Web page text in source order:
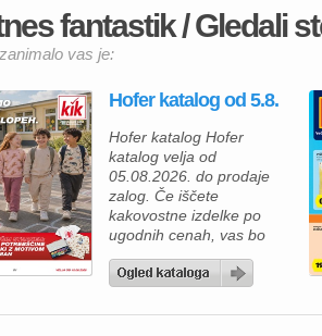
fantastik / Gledali
vas je:
Hofer katalog od 5.8.
Hofer katalog Hofer
katalog velja od
05.08.2026. do prodaje
zalog. Če iščete
kakovostne izdelke po
ugodnih cenah, vas bo
zagotovo navdušila. Med
uporabo najdete številne